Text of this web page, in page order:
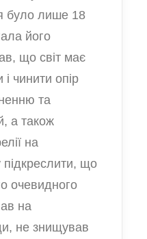
було лише 18
його
що світ має
і чинити опір
та
а також
на
підкреслити, що
очевидного
на
не знищував